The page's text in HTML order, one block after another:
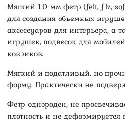
Мягкий 1.0 мм фетр (felt, filz,
для создания объемных
аксессуаров для интерьера, а
игрушек, подвесок для
ковриков.
Мягкий и податливый, но
форму. Практически не
Фетр однороден, не
плотность и не деформируется